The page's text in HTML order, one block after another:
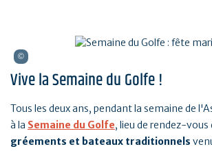
Vive la Semaine du Golfe !
Tous les deux ans, pendant la semaine de
à la Semaine du Golfe, lieu de rendez-vous
gréements et bateaux traditionnels